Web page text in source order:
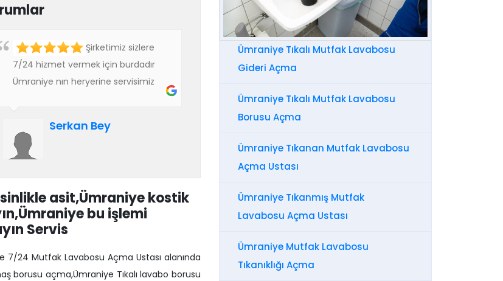
Şirketimiz sizlere
7/24 hizmet vermek için burdadır
Ümraniye nın heryerine servisimiz
için arayabilirsiniz.
Serkan Bey
asit,Ümraniye kostik
bu işlemi
Servis
7/24 Mutfak Lavabosu Açma Ustası alanında
borusu açma,Ümraniye Tıkalı lavabo borusu
Ümraniye Tıkalı Mutfak Lavabosu
Gideri Açma
Ümraniye Tıkalı Mutfak Lavabosu
Borusu Açma
Ümraniye Tıkanan Mutfak Lavabosu
Açma Ustası
Ümraniye Tıkanmış Mutfak
Lavabosu Açma Ustası
Ümraniye Mutfak Lavabosu
Tıkanıklığı Açma